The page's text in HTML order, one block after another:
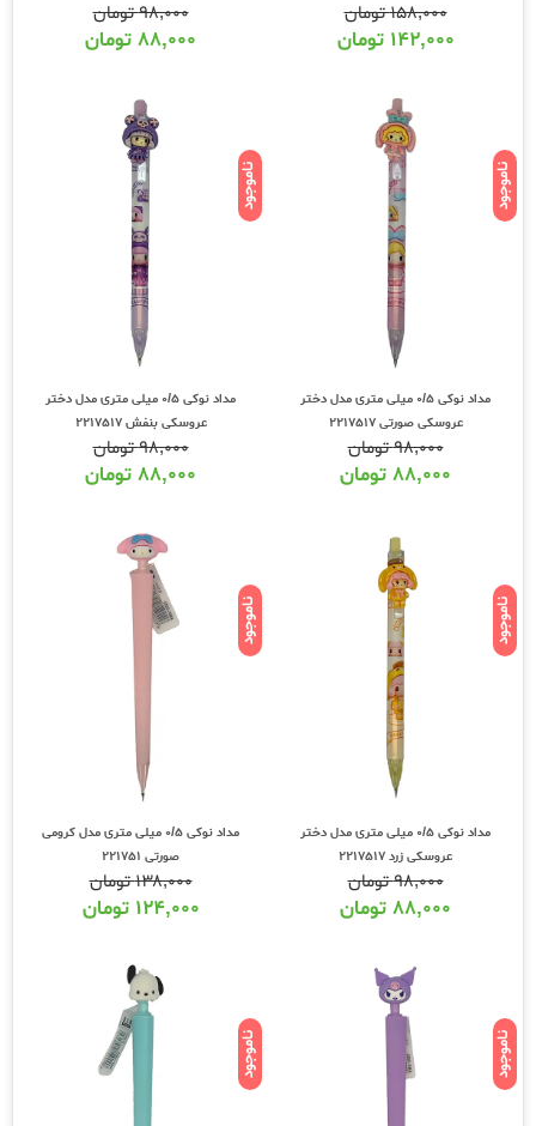
۱۵۸,۰۰۰تومان
۱۴۲,۰۰۰ تومان
۹۸,۰۰۰تومان
۸۸,۰۰۰ تومان
ناموجود
مداد نوکی 0/5 میلی متری مدل دختر
عروسکی صورتی 2217517
۹۸,۰۰۰تومان
۸۸,۰۰۰ تومان
ناموجود
مداد نوکی 0/5 میلی متری مدل دختر
عروسکی بنفش 2217517
۹۸,۰۰۰تومان
۸۸,۰۰۰ تومان
ناموجود
مداد نوکی 0/5 میلی متری مدل دختر
عروسکی زرد 2217517
۹۸,۰۰۰تومان
۸۸,۰۰۰ تومان
ناموجود
مداد نوکی 0/5 میلی متری مدل کرومی
صورتی 221751
۱۳۸,۰۰۰تومان
۱۲۴,۰۰۰ تومان
ناموجود ناموجود